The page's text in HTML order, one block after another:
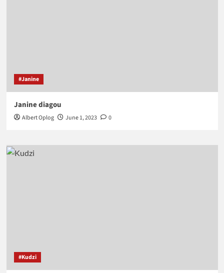
#Janine
Janine diagou
Albert Oplog June 1, 2023 0
#Kudzi